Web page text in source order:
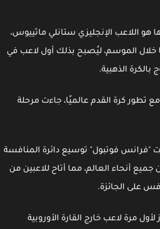
اللاعب الإنجليزي ستانلي ماثييوس،
الموسم، ليُصبح بذلك أول لاعب في
الذهبية.
كرة القدم عالميًا، جاءت مرحلة
قررت "فرانس فوتبول" توسيع دائرة المنافسة
أنحاء العالم، مما أتاح للاعبين من
على الجائزة.
مرة لاعب خارج القارة الأوروبية